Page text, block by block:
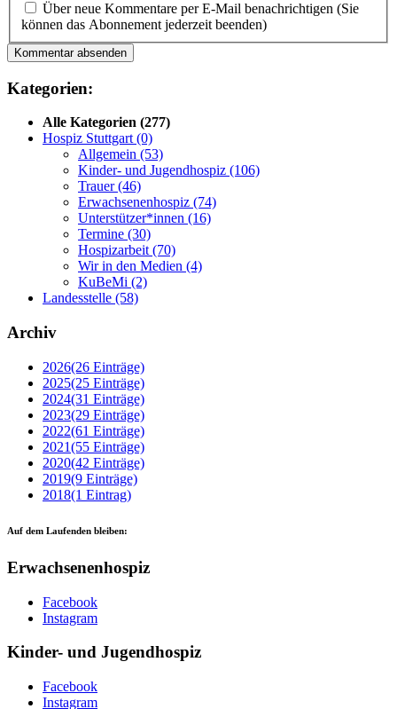
Über neue Kommentare per E-Mail benachrichtigen (Sie
können das Abonnement jederzeit beenden)
Kommentar absenden
Kategorien:
Alle Kategorien (277)
Hospiz Stuttgart (0)
Allgemein (53)
Kinder- und Jugendhospiz (106)
Trauer (46)
Erwachsenenhospiz (74)
Unterstützer*innen (16)
Termine (30)
Hospizarbeit (70)
Wir in den Medien (4)
KuBeMi (2)
Landesstelle (58)
Archiv
2026(26 Einträge)
2025(25 Einträge)
2024(31 Einträge)
2023(29 Einträge)
2022(61 Einträge)
2021(55 Einträge)
2020(42 Einträge)
2019(9 Einträge)
2018(1 Eintrag)
Auf dem Laufenden bleiben:
Erwachsenenhospiz
Facebook
Instagram
Kinder- und Jugendhospiz
Facebook
Instagram